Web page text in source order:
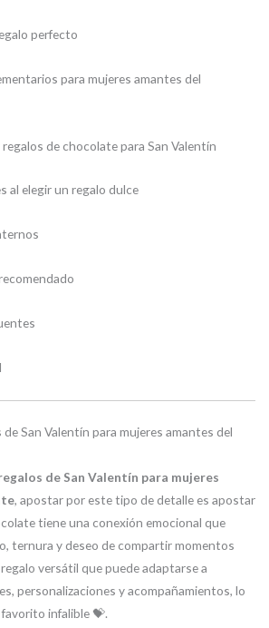
perfecto
para mujeres amantes del
de chocolate para San Valentín
al elegir un regalo dulce
San Valentín para mujeres amantes del
de San Valentín para mujeres
, apostar por este tipo de detalle es apostar
tiene una conexión emocional que
ternura y deseo de compartir momentos
versátil que puede adaptarse a
personalizaciones y acompañamientos, lo
infalible 💝.